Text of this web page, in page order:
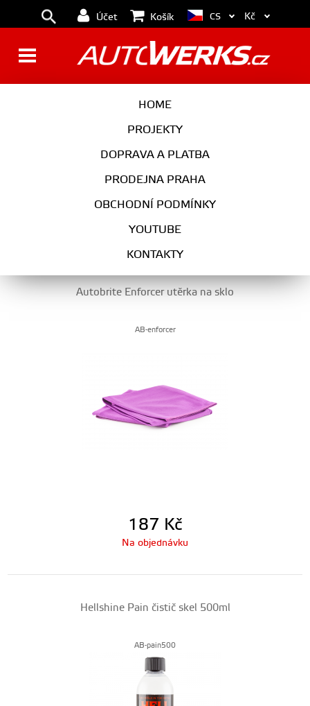
Účet Košík
HOME
PROJEKTY
DOPRAVA A PLATBA
PRODEJNA PRAHA
OBCHODNÍ PODMÍNKY
YOUTUBE
KONTAKTY
CS Kč
PŘÍPRAVKY NA SKLO, TEKUTÉ
STĚRAČE
AUTOKOSMETIKA
PŘÍPRAVKY NA SKLO, TEKUTÉ STĚRAČE
Autobrite Enforcer utěrka na sklo
AB-enforcer
187 Kč
Na objednávku
Hellshine Pain čistič skel 500ml
AB-pain500